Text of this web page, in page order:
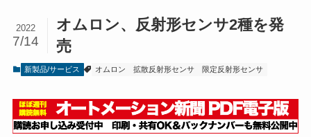
オムロン、反射形センサ2種を発
売
2022
7/14
新製品/サービス オムロン 拡散反射形センサ 限定反射形センサ